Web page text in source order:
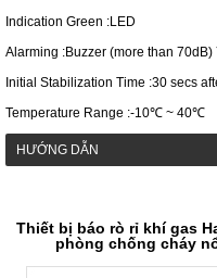
Indication Green :LED
Alarming :Buzzer (more than
Initial Stabilization Time :30 secs
Temperature Range :-10℃ ~ 40℃
HƯỚNG DẪN
Thiết bị báo rò rỉ khí gas
phòng chống cháy